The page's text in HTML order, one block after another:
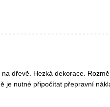
dřevě. Hezká dekorace.
je nutné připočítat přepravní